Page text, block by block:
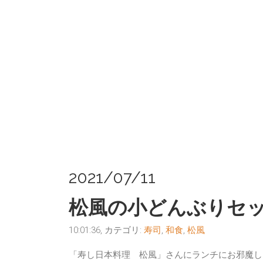
2021/07/11
松風の小どんぶりセ
10:01:36, カテゴリ: 寿司, 和食, 松風
「寿し日本料理 松風」さんにランチにお邪魔し